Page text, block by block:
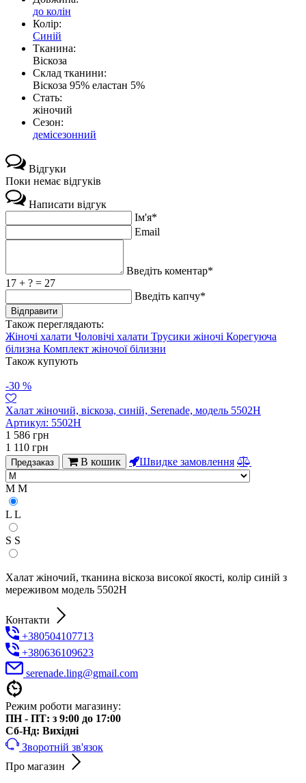
до колін
Колір:
Синій
Тканина:
Віскоза
Склад тканини:
Віскоза 95% еластан 5%
Стать:
жіночий
Сезон:
демісезонний
Відгуки
Поки немає відгуків
Написати відгук
Ім'я*
Email
Введіть коментар*
17 + ? = 27
Введіть капчу*
Також переглядають:
Жіночі халати Чоловічі халати Трусики жіночі Корегуюча
білизна Комплект жіночої білизни
Також купують
-30 %
Халат жіночий, віскоза, синій, Serenade, модель 5502Н
Артикул: 5502Н
1 586 грн
1 110 грн
Предзаказ В кошик Швидке замовлення
M M
L L
S S
Халат жіночий, тканина віскоза високої якості, колір синій з
мереживом модель 5502Н
Контакти
+380504107713
+380636109623
serenade.ling@gmail.com
Режим роботи магазину:
ПН - ПТ: з 9:00 до 17:00
Cб-Нд: Вихідні
Зворотній зв'язок
Про магазин